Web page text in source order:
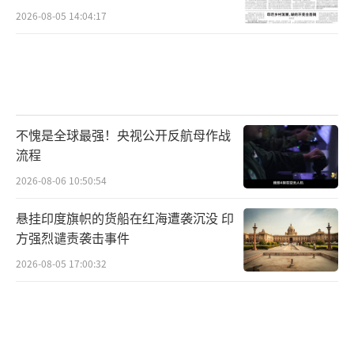
2026-08-05 14:04:17
不愧是全球最强！央视公开反航母作战
流程
2026-08-06 10:50:54
悬挂印度旗帜的货船在红海遭袭沉没 印
方强烈谴责袭击事件
2026-08-05 17:00:32